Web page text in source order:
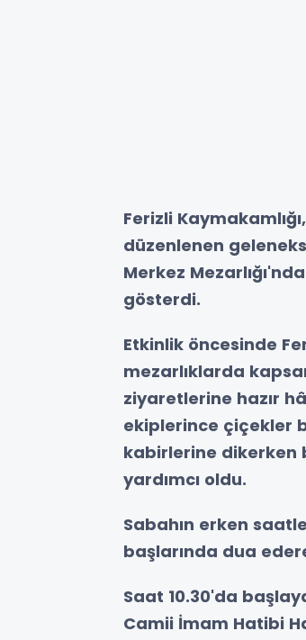
Ferizli
düzenlenen
Merkez
gösterdi.
Etkinlik öncesinde
mezarlıklarda
ziyaretlerine hazır
ekiplerince çiçekler
kabirlerine dikerken
yardımcı oldu.
Sabahın erken
başlarında dua
Saat 10.30'da
Camii İmam Hatibi